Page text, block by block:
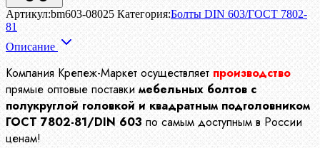
Артикул:bm603-08025 Категория:Болты DIN 603/ГОСТ 7802-
81
Описание
Компания Крепеж-Маркет осуществляет производство
прямые оптовые поставки мебельных болтов с
полукруглой головкой и квадратным подголовником
ГОСТ 7802-81/DIN 603 по самым доступным в России
ценам!